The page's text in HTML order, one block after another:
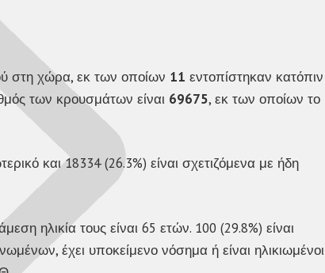
στη χώρα, εκ των οποίων 11 εντοπίστηκαν κατόπιν
των κρουσμάτων είναι 69675, εκ των οποίων το
και 18334 (26.3%) είναι σχετιζόμενα με ήδη
ηλικία τους είναι 65 ετών. 100 (29.8%) είναι
έχει υποκείμενο νόσημα ή είναι ηλικιωμένοι